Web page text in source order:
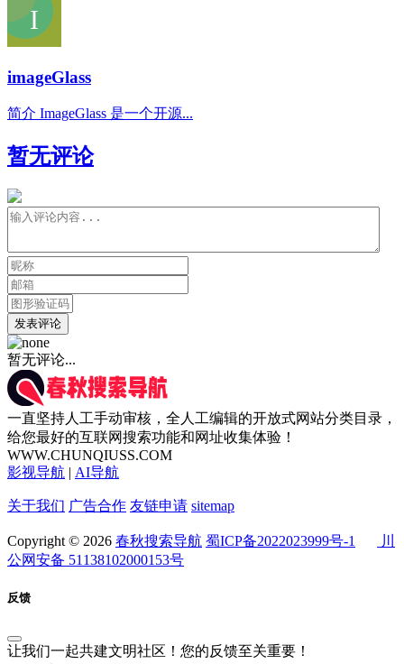
imageGlass
简介 ImageGlass 是一个开源...
暂无评论
发表评论
暂无评论...
一直坚持人工手动审核，全人工编辑的开放式网站分类目录，
给您最好的互联网搜索功能和网址收集体验！
WWW.CHUNQIUSS.COM
影视导航 | AI导航
关于我们 广告合作 友链申请 sitemap
Copyright © 2026 春秋搜索导航 蜀ICP备2022023999号-1
川
公网安备 51138102000153号
反馈
让我们一起共建文明社区！您的反馈至关重要！